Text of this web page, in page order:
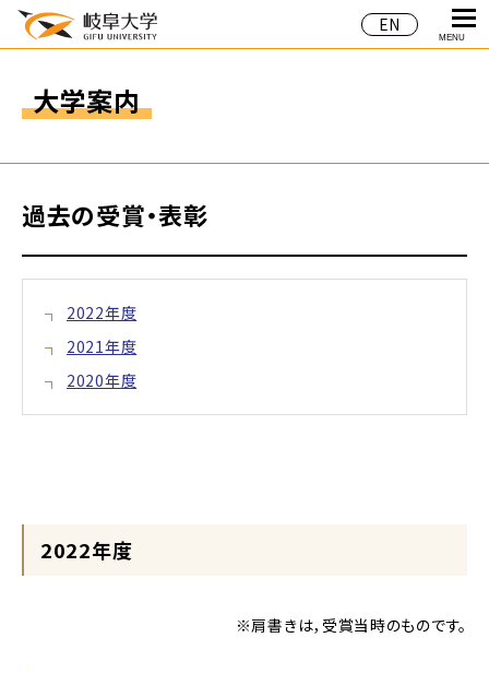
EN
MENU
大学案内
過去の受賞・表彰
2022年度
2021年度
2020年度
2022年度
※肩書きは，受賞当時のものです。